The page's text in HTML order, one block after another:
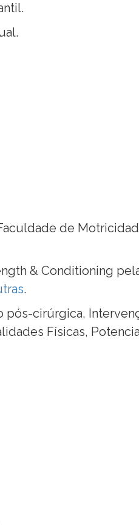
de
& Conditioning
.
pós-cirúrgica,
Físicas,